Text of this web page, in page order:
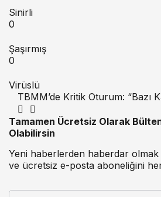
Sinirli
0
Şaşırmış
0
Virüslü
TBMM’de Kritik Oturum: “Bazı
Değişiklik” Teklifi Görüşüldü,
Eleştiriler
Tamamen Ücretsiz Olarak
Olabilirsin
Yeni haberlerden haberdar olmak
ve ücretsiz e-posta aboneliğini